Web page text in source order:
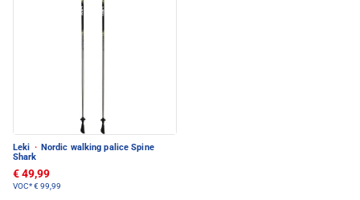
Leki · Nordic walking palice Spine
Shark
€ 49,99
VOC*€ 99,99